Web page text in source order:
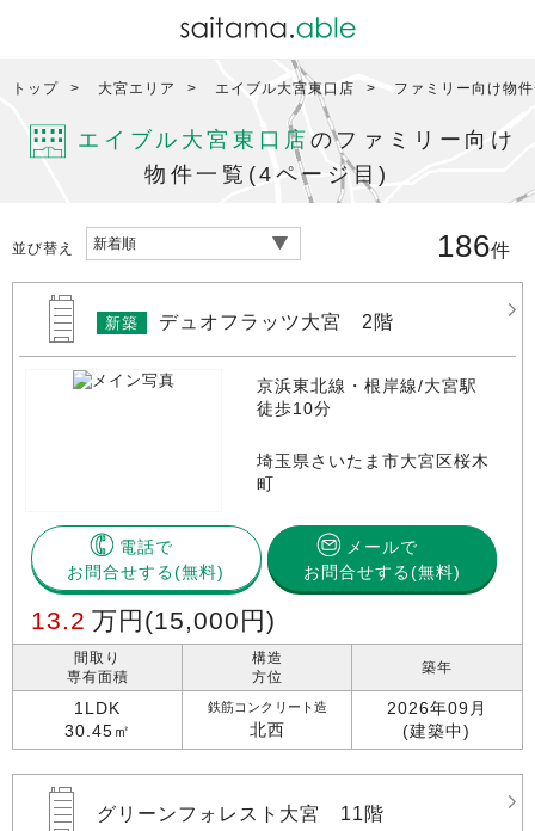
トップ 大宮エリア エイブル大宮東口店 ファミリー向け物
エイブル大宮東口店 のファミリー向け
物件一覧(4ページ目)
並び替え 186件
新築 デュオフラッツ大宮 2階
京浜東北線・根岸線/大宮駅
徒歩10分
埼玉県さいたま市大宮区桜木
町
電話で
お問合せする
メールで
お問合せする(無料)
13.2 万円 (15,000円)
間取り
専有面積
1LDK
30.45㎡
構造
方位
鉄筋コンクリート造
北西
築年
2026年09月
(建築中)
グリーンフォレスト大宮 11階